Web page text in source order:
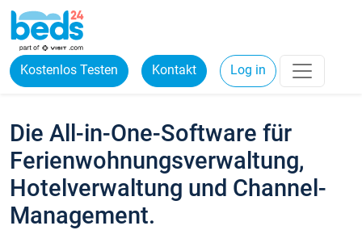
Kostenlos Testen Kontakt Log in
Die All-in-One-Software für
Ferienwohnungsverwaltung,
Hotelverwaltung und Channel-
Management.